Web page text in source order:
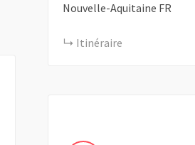
Nouvelle-Aquitaine FR
Itinéraire